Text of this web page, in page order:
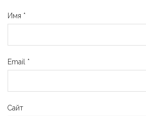
Имя *
Email *
Сайт